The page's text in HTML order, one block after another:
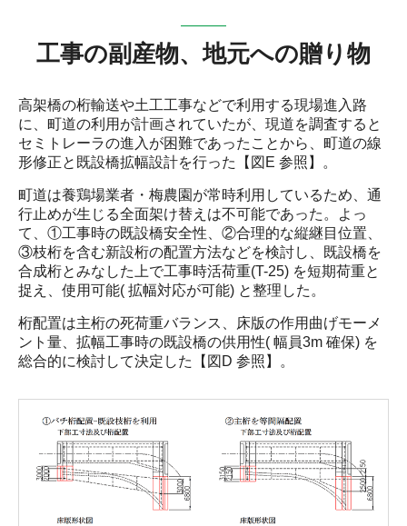
工事の副産物、地元への贈り物
高架橋の桁輸送や土工工事などで利用する現場進入路
に、町道の利用が計画されていたが、現道を調査すると
セミトレーラの進入が困難であったことから、町道の線
形修正と既設橋拡幅設計を行った【図E 参照】。
町道は養鶏場業者・梅農園が常時利用しているため、通
行止めが生じる全面架け替えは不可能であった。よっ
て、①工事時の既設橋安全性、②合理的な縦継目位置、
③枝桁を含む新設桁の配置方法などを検討し、既設橋を
合成桁とみなした上で工事時活荷重(T-25) を短期荷重と
捉え、使用可能( 拡幅対応が可能) と整理した。
桁配置は主桁の死荷重バランス、床版の作用曲げモーメ
ント量、拡幅工事時の既設橋の供用性( 幅員3m 確保) を
総合的に検討して決定した【図D 参照】。